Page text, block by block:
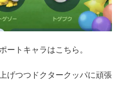
ートキャラはこちら。
げつつドクタークッパに頑張